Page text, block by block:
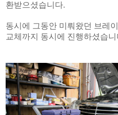
환받으셨습니다.
동시에 그동안 미뤄왔던 브레
교체까지 동시에 진행하셨습니